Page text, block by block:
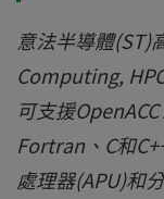
意法半導體(ST)
Computing,
可支援
Fortran、C和
處理器(APU)和